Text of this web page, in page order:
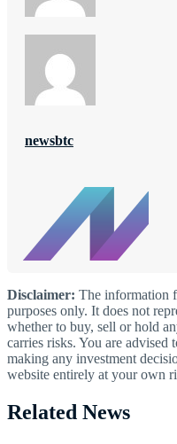
newsbtc
Disclaimer: The information
purposes only. It does not
whether to buy, sell or hold
carries risks. You are advised
making any investment
website entirely at your own
Related News